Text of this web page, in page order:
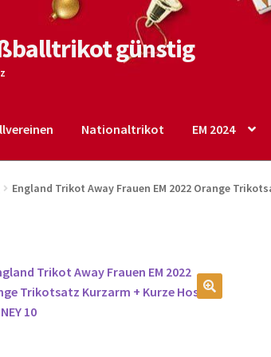
günstig
Nationaltrikot EM 2024
Shop Startseite – English Warenkorb
England Trikot Away Frauen EM 2022 Orange